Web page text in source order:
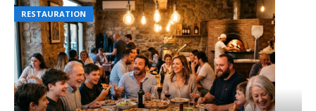
RESTAURATION